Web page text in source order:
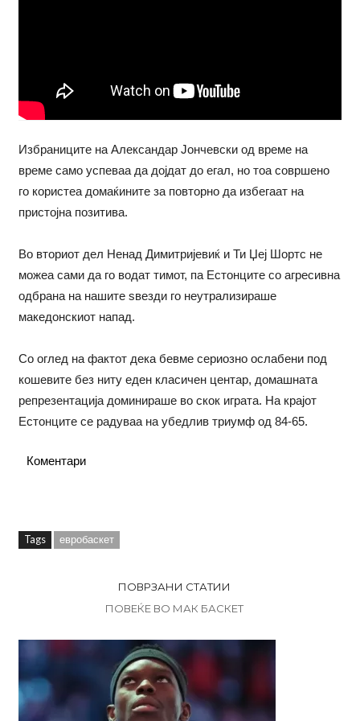
Избраниците на Александар Јончевски од време на
време само успеваа да дојдат до егал, но тоа совршено
го користеа домаќините за повторно да избегаат на
пристојна позитива.
Во вториот дел Ненад Димитријевиќ и Ти Џеј Шортс не
можеа сами да го водат тимот, па Естонците со агресивна
одбрана на нашите ѕвезди го неутрализираше
македонскиот напад.
Со оглед на фактот дека бевме сериозно ослабени под
кошевите без ниту еден класичен центар, домашната
репрезентација доминираше во скок играта. На крајот
Естонците се радуваа на убедлив триумф од 84-65.
Коментари
Tags евробаскет
ПОВРЗАНИ СТАТИИ
ПОВЕЌЕ ВО МАК БАСКЕТ